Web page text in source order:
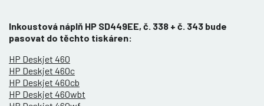
Inkoustová náplň HP SD449EE, č. 338 + č. 343 bude
pasovat do těchto tiskáren:
HP Deskjet 460
HP Deskjet 460c
HP Deskjet 460cb
HP Deskjet 460wbt